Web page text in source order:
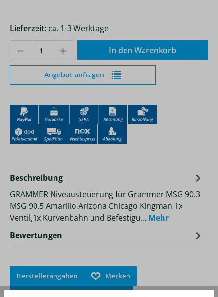
Lieferzeit: ca. 1-3 Werktage
Produkt Anzahl: Gib den gewünschten
In den Warenkorb
Angebot anfragen
Beschreibung
GRAMMER Niveausteuerung für Grammer MSG 90.3
MSG 90.5 Amarillo Arizona Chicago Kingman 1x
Ventil,1x Kurvenbahn und Befestigu… Mehr
Bewertungen
Herstellerangaben Merken